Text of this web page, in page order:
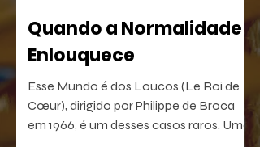
Quando a Normalidade
Enlouquece
Esse Mundo é dos Loucos (Le Roi de
Cœur), dirigido por Philippe de Broca
em 1966, é um desses casos raros. Uma